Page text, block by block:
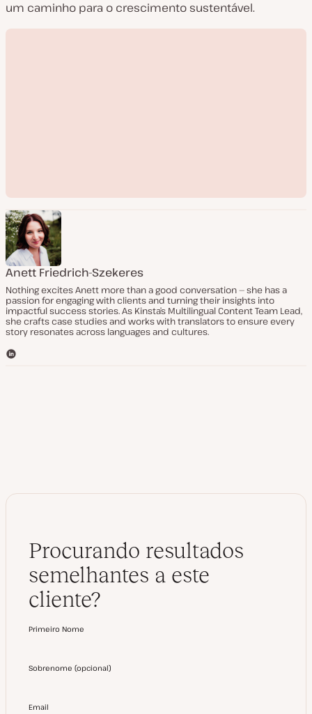
um caminho para o crescimento sustentável.
R
e
p
r
o
Anett Friedrich-Szekeres
Nothing excites Anett more than a good conversation — she has a
passion for engaging with clients and turning their insights into
impactful success stories. As Kinsta’s Multilingual Content Team Lead,
she crafts case studies and works with translators to ensure every
story resonates across languages and cultures.
L
Procurando resultados
semelhantes a este
cliente?
Primeiro Nome
Sobrenome (opcional)
Email